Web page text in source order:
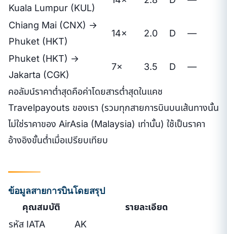
Kuala Lumpur (KUL)
Chiang Mai (CNX) →
Phuket (HKT)
14× 2.0 D —
Phuket (HKT) →
Jakarta (CGK)
7× 3.5 D —
คอลัมน์ราคาต่ำสุดคือค่าโดยสารต่ำสุดในแคช
Travelpayouts ของเรา (รวมทุกสายการบินบนเส้นทางนั้น
ไม่ใช่ราคาของ AirAsia (Malaysia) เท่านั้น) ใช้เป็นราคา
อ้างอิงขั้นต่ำเมื่อเปรียบเทียบ
ข้อมูลสายการบินโดยสรุป
คุณสมบัติ
รายละเอียด
รหัส IATA
AK